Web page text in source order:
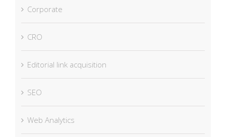
Corporate
CRO
Editorial link acquisition
SEO
Web Analytics